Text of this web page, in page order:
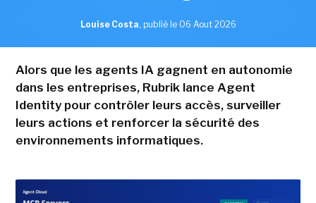
Louise Costa, publié le 06 Aout 2026
Alors que les agents IA gagnent en autonomie
dans les entreprises, Rubrik lance Agent
Identity pour contrôler leurs accès, surveiller
leurs actions et renforcer la sécurité des
environnements informatiques.